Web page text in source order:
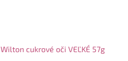
Wilton cukrové oči VEĽKÉ 57g